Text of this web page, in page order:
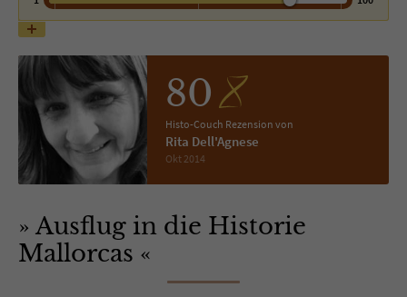
80
Histo-Couch Rezension von
Rita Dell'Agnese
Okt 2014
Ausflug in die Historie
Mallorcas
Anbieter Literatur-Couch Medien GmbH & Co. KG
Laufzeit 1 Jahr
Zweck Cookie für Kommentare einzelner Buchtitel
Name fe_typo_user